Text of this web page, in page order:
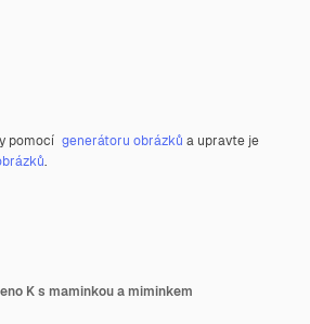
pomocí generátoru obrázků a upravte je
.
K s maminkou a miminkem